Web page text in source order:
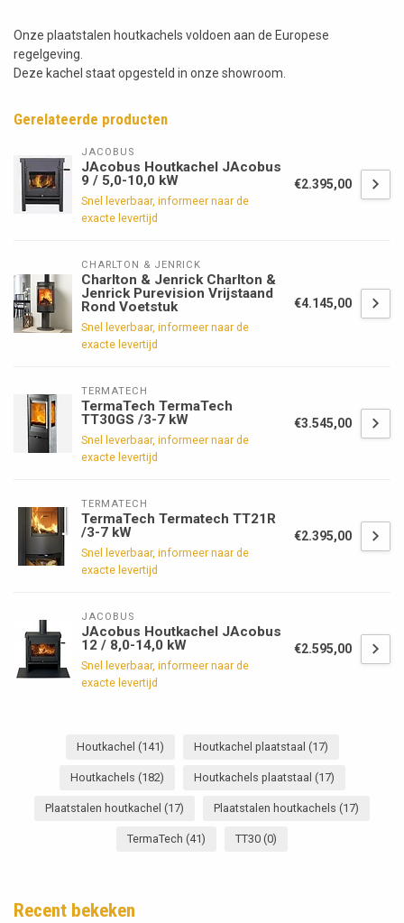
Onze plaatstalen houtkachels voldoen aan de Europese
regelgeving.
Deze kachel staat opgesteld in onze showroom.
Gerelateerde producten
JACOBUS
JAcobus Houtkachel JAcobus
9 / 5,0-10,0 kW
Snel leverbaar, informeer naar de
exacte levertijd
€2.395,00
CHARLTON & JENRICK
Charlton & Jenrick Charlton &
Jenrick Purevision Vrijstaand
Rond Voetstuk
Snel leverbaar, informeer naar de
exacte levertijd
€4.145,00
TERMATECH
TermaTech TermaTech
TT30GS /3-7 kW
Snel leverbaar, informeer naar de
exacte levertijd
€3.545,00
TERMATECH
TermaTech Termatech TT21R
/3-7 kW
Snel leverbaar, informeer naar de
exacte levertijd
€2.395,00
JACOBUS
JAcobus Houtkachel JAcobus
12 / 8,0-14,0 kW
Snel leverbaar, informeer naar de
exacte levertijd
€2.595,00
Houtkachel (141) Houtkachel plaatstaal (17)
Houtkachels (182) Houtkachels plaatstaal (17)
Plaatstalen houtkachel (17) Plaatstalen houtkachels (17)
TermaTech (41) TT30 (0)
Recent bekeken